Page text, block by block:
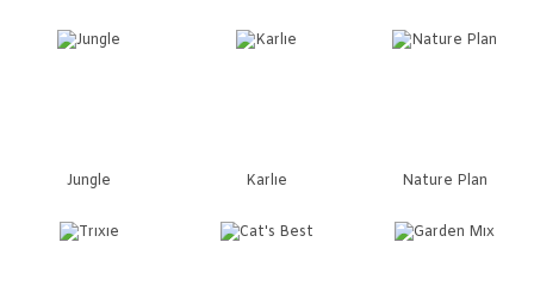
Jungle Karlıe Nature Plan